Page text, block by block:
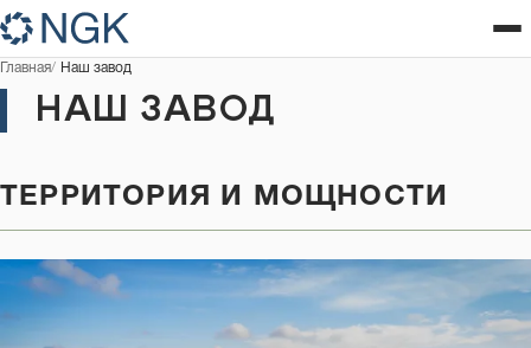
Главная Наш завод
НАШ ЗАВОД
ТЕРРИТОРИЯ И МОЩНОСТИ